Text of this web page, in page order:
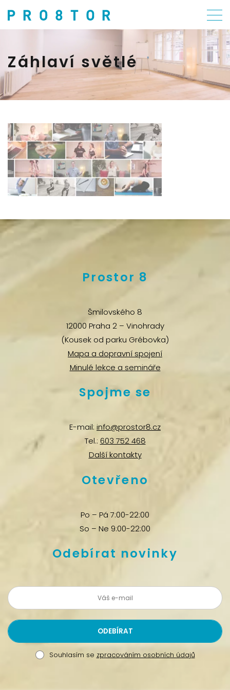
Záhlaví světlé
Prostor 8
Šmilovského 8
12000 Praha 2 – Vinohrady
(Kousek od parku Grébovka)
Mapa a dopravní spojení
Minulé lekce a semináře
Spojme se
E-mail: info@prostor8.cz
Tel.: 603 752 468
Další kontakty
Otevřeno
Po – Pá 7:00-22:00
So – Ne 9:00-22:00
Odebírat novinky
Souhlasím se zpracováním osobních údajů